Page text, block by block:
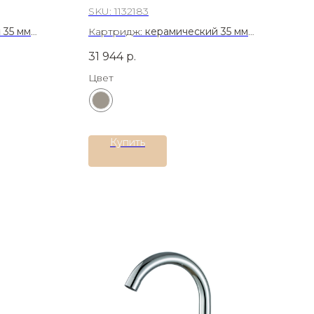
35 мм
SKU: 1132183
Картридж: керамический 35 мм
31 944 р.
Цвет
Купить